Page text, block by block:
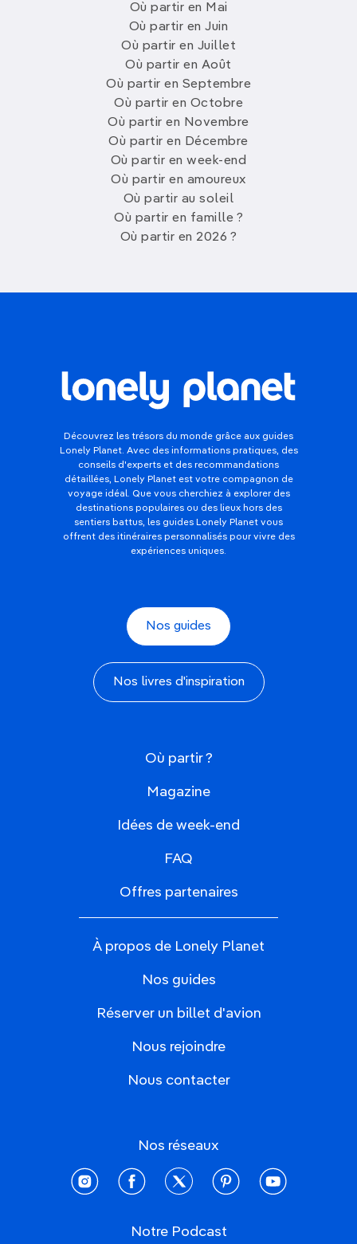
Où partir en Mai
Où partir en Juin
Où partir en Juillet
Où partir en Août
Où partir en Septembre
Où partir en Octobre
Où partir en Novembre
Où partir en Décembre
Où partir en week-end
Où partir en amoureux
Où partir au soleil
Où partir en famille ?
Où partir en 2026 ?
Découvrez les trésors du monde grâce aux guides
Lonely Planet. Avec des informations pratiques, des
conseils d'experts et des recommandations
détaillées, Lonely Planet est votre compagnon de
voyage idéal. Que vous cherchiez à explorer des
destinations populaires ou des lieux hors des
sentiers battus, les guides Lonely Planet vous
offrent des itinéraires personnalisés pour vivre des
expériences uniques.
Nos guides
Nos livres d'inspiration
Où partir ?
Magazine
Idées de week-end
FAQ
Offres partenaires
À propos de Lonely Planet
Nos guides
Réserver un billet d'avion
Nous rejoindre
Nous contacter
Nos réseaux
instagramfacebooktwitter pinterestyoutube
Notre Podcast